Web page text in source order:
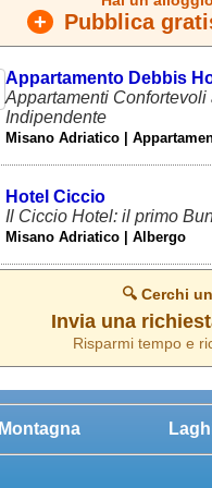
+ Pubblica
Appartamento Debbis
Appartamenti
Indipendente
Misano Adriatico |
Hotel Ciccio
Il Ciccio Hotel: il primo
Misano Adriatico | Albergo
🔍 Cerchi
Invia una
Risparmi tempo e
Montagna